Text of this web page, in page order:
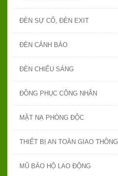
ĐÈN SỰ CỐ, ĐÈN EXIT
ĐÈN CẢNH BÁO
ĐÈN CHIẾU SÁNG
ĐỒNG PHỤC CÔNG NHÂN
MẶT NẠ PHÒNG ĐỘC
THIẾT BỊ AN TOÀN GIAO THÔNG
MŨ BẢO HỘ LAO ĐỘNG